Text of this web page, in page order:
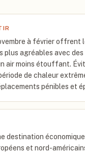
à février offrent
plus agréables avec
air moins étouffant.
de chaleur
pénibles et
destination
et nord-